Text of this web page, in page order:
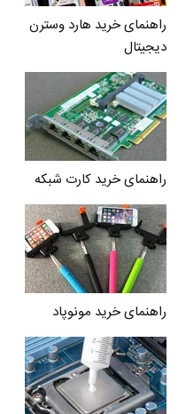
راهنمای خرید هارد وسترن
دیجیتال
راهنمای خرید کارت شبکه
راهنمای خرید مونوپاد